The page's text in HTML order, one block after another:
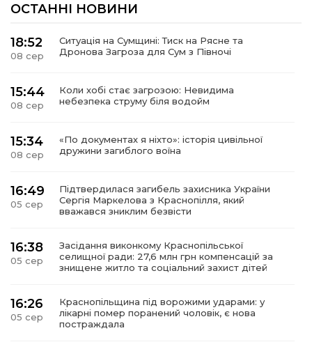
ОСТАННІ НОВИНИ
18:52
08 сер
Ситуація на Сумщині: Тиск на Рясне та
Дронова Загроза для Сум з Півночі
15:44
08 сер
Коли хобі стає загрозою: Невидима
небезпека струму біля водойм
15:34
08 сер
«По документах я ніхто»: історія цивільної
дружини загиблого воїна
16:49
05 сер
Підтвердилася загибель захисника України
Сергія Маркелова з Краснопілля, який
вважався зниклим безвісти
16:38
05 сер
Засідання виконкому Краснопільської
селищної ради: 27,6 млн грн компенсацій за
знищене житло та соціальний захист дітей
16:26
05 сер
Краснопільщина під ворожими ударами: у
лікарні помер поранений чоловік, є нова
постраждала